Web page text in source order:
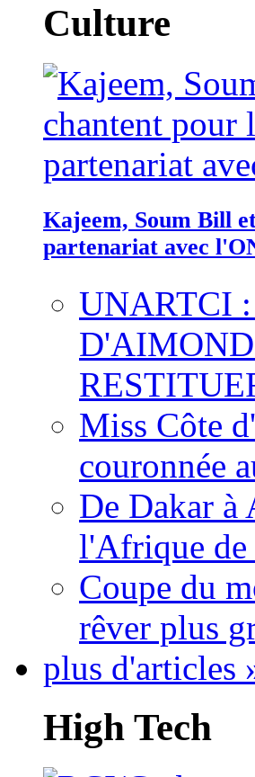
Culture
Kajeem, Soum Bill
partenariat avec
UNARTCI
Miss Côte
couronnée
De Dakar à
l'Afrique de
Coupe du
rêver plus
plus d'articles
High Tech